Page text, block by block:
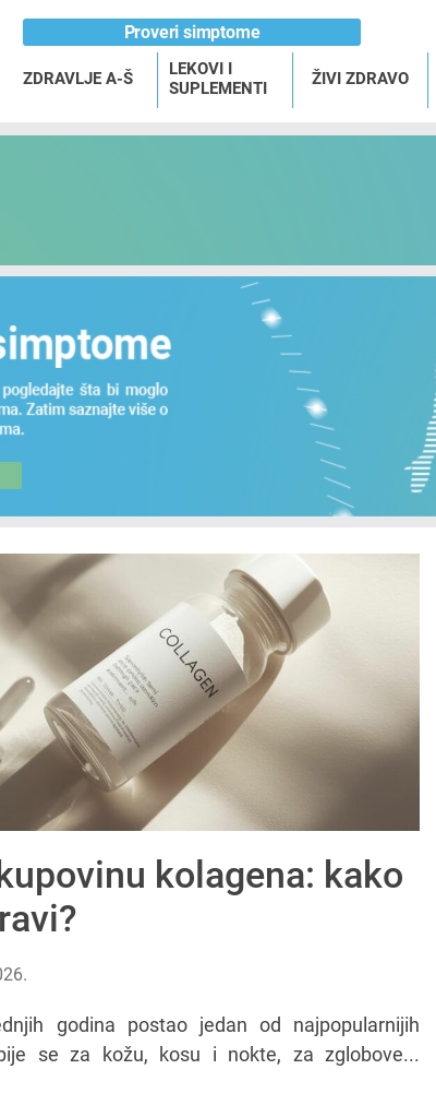
Proveri simptome
ZDRAVLJE A-Š
LEKOVI I
SUPLEMENTI
ŽIVI ZDRAVO
kolagena: kako
godina postao jedan od najpopularnijih
se za kožu, kosu i nokte, za zglobove...